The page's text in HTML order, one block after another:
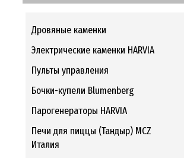
Дровяные каменки
Электрические каменки HARVIA
Пульты управления
Бочки-купели Blumenberg
Парогенераторы HARVIA
Печи для пиццы (Тандыр) MCZ
Италия